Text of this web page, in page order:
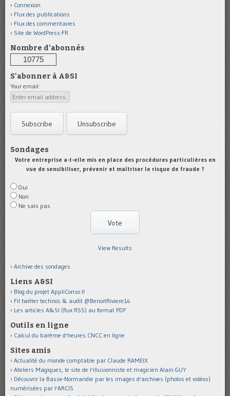
Connexion
Flux des publications
Flux des commentaires
Site de WordPress-FR
Nombre d'abonnés
10775
S'abonner à A&SI
Your email:
Sondages
Votre entreprise a-t-elle mis en place des procédures particulières en
vue de sensibiliser, prévenir et maîtriser le risque de fraude ?
Oui
Non
Ne sais pas
View Results
Archive des sondages
Liens A&SI
Blog du projet AppliConso II
Fil twitter technos & audit @BenoitRiviere14
Les articles A&SI (flux RSS) au format PDF
Outils en ligne
Calcul du barème d'heures CNCC en ligne
Sites amis
Actualité du monde comptable par Claude RAMEIX
Ateliers Magiques, le site de l'illusionniste et magicien Alain GUY
Découvrir la Basse-Normandie par les images d'archives (photos et vidéos)
numérisées par l'ARCIS